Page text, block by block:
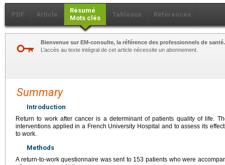
PDF Article
Résumé
Mots clés
Tableaux Références
Bienvenue sur EM-consulte, la référence des professionnels de santé.
L’accès au texte intégral de cet article nécessite un abonnement.
Summary
Introduction
Return to work after cancer is a determinant of patients quality of life.
interventions applied in a French University Hospital and to assess its
to work.
Methods
A return-to-work questionnaire was sent to 153 patients who were